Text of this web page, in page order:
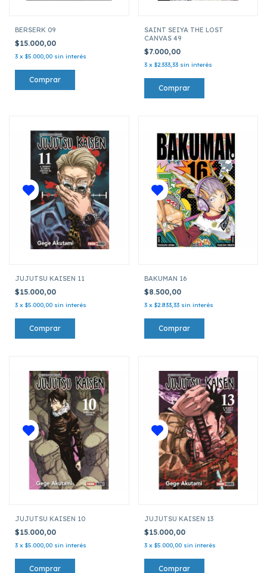
BERSERK 09
$15.000,00
3 x $5.000,00 sin interés
SAINT SEIYA THE LOST
CANVAS 49
$7.000,00
3 x $2.333,33 sin interés
JUJUTSU KAISEN 11
$15.000,00
3 x $5.000,00 sin interés
BAKUMAN 16
$8.500,00
3 x $2.833,33 sin interés
JUJUTSU KAISEN 10
$15.000,00
3 x $5.000,00 sin interés
JUJUTSU KAISEN 13
$15.000,00
3 x $5.000,00 sin interés